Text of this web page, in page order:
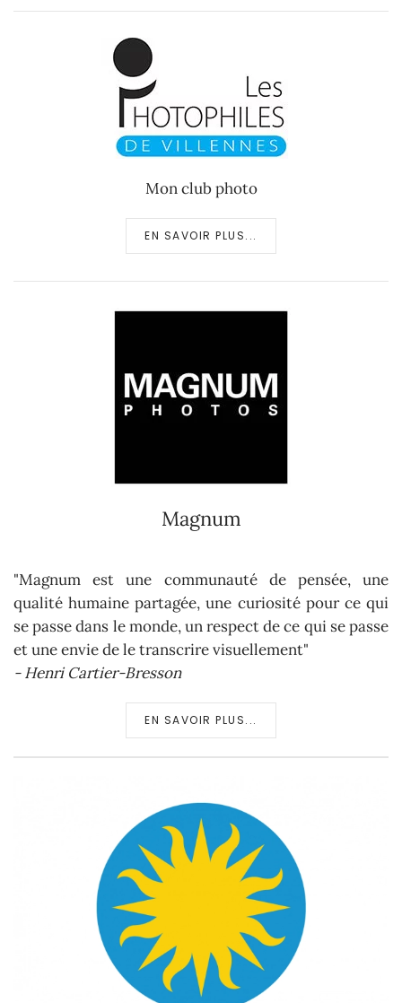
Mon club photo
EN SAVOIR PLUS...
Magnum
"Magnum est une communauté de pensée, une
qualité humaine partagée, une curiosité pour ce qui
se passe dans le monde, un respect de ce qui se passe
et une envie de le transcrire visuellement"
- Henri Cartier-Bresson
EN SAVOIR PLUS...